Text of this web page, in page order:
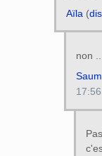
Aïla (
non ...
17:56